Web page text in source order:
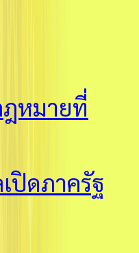
ฎหมายที่
ปิดภาครัฐ